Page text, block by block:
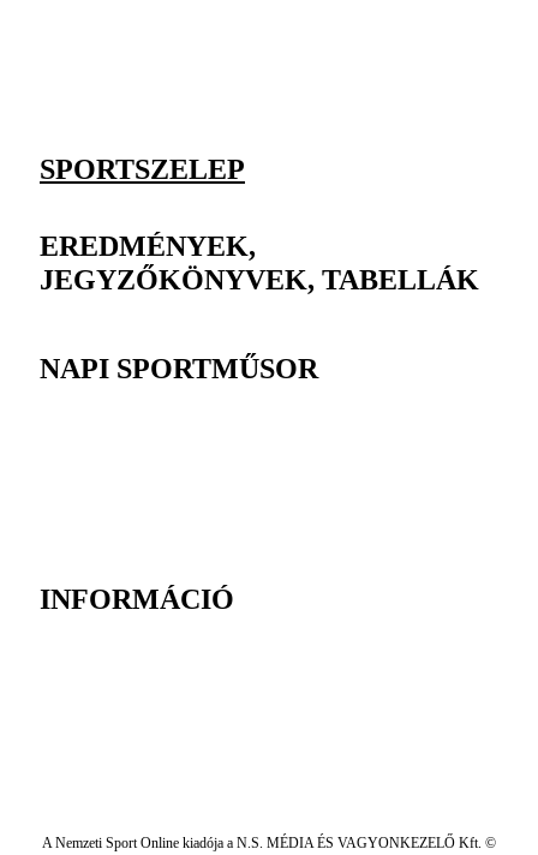
SPORTSZELEP
EREDMÉNYEK,
JEGYZŐKÖNYVEK, TABELLÁK
NAPI SPORTMŰSOR
INFORMÁCIÓ
A Nemzeti Sport Online kiadója a N.S. MÉDIA ÉS VAGYONKEZELŐ Kft. ©